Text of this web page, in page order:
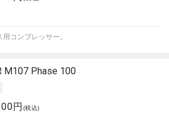
コンプレッサー。
M107 Phase 100
円 (税込)